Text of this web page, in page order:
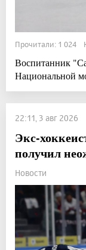
Прочитали: 1 024
Воспитанник
Национальной
22:11, 3 авг 2026
Экс-
получил
Новости